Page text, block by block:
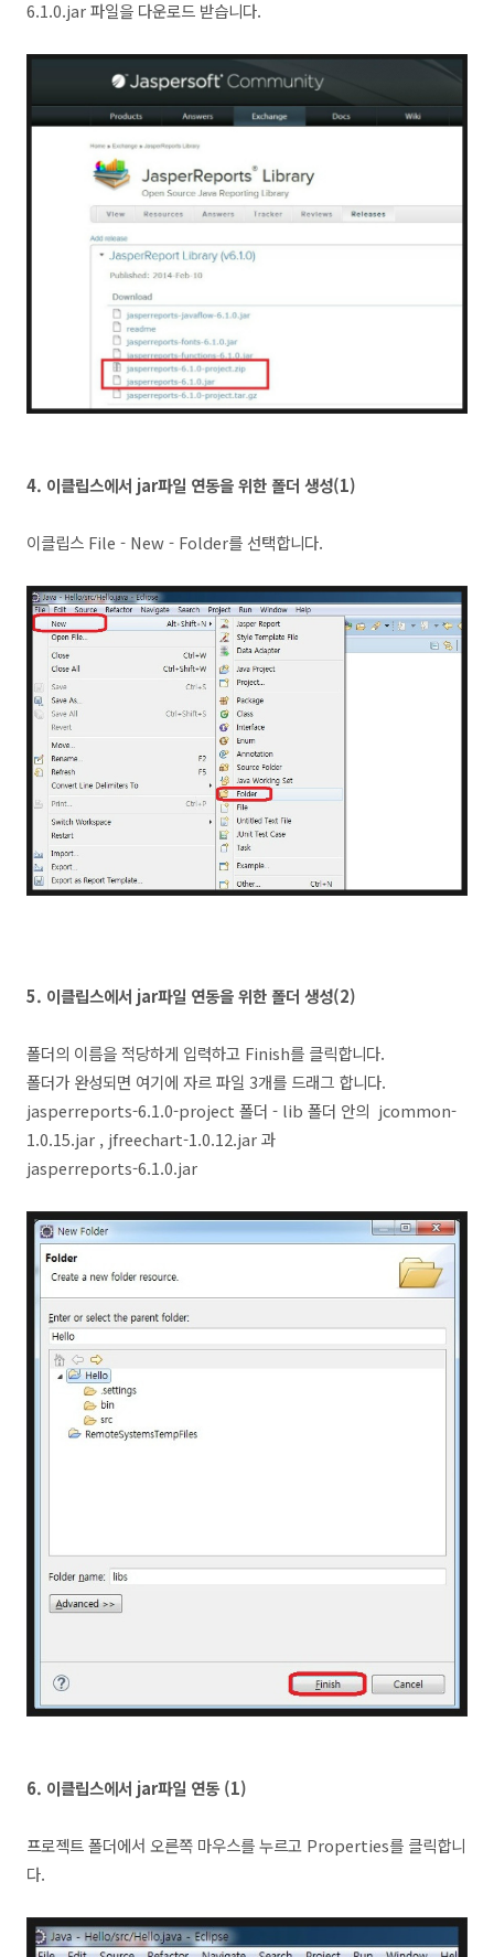
6.1.0.jar 파일을 다운로드 받습니다.
4. 이클립스에서 jar파일 연동을 위한 폴더 생성(1)
이클립스 File - New - Folder를 선택합니다.
5. 이클립스에서 jar파일 연동을 위한 폴더 생성(2)
폴더의 이름을 적당하게 입력하고 Finish를 클릭합니다.
폴더가 완성되면 여기에 자르 파일 3개를 드래그 합니다.
jasperreports-6.1.0-project 폴더 - lib 폴더 안의 jcommon-
1.0.15.jar , jfreechart-1.0.12.jar 과
jasperreports-6.1.0.jar
6. 이클립스에서 jar파일 연동 (1)
프로젝트 폴더에서 오른쪽 마우스를 누르고 Properties를 클릭합니
다.